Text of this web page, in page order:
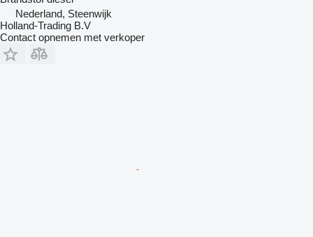
Nederland, Steenwijk
Holland-Trading B.V
Contact opnemen met verkoper